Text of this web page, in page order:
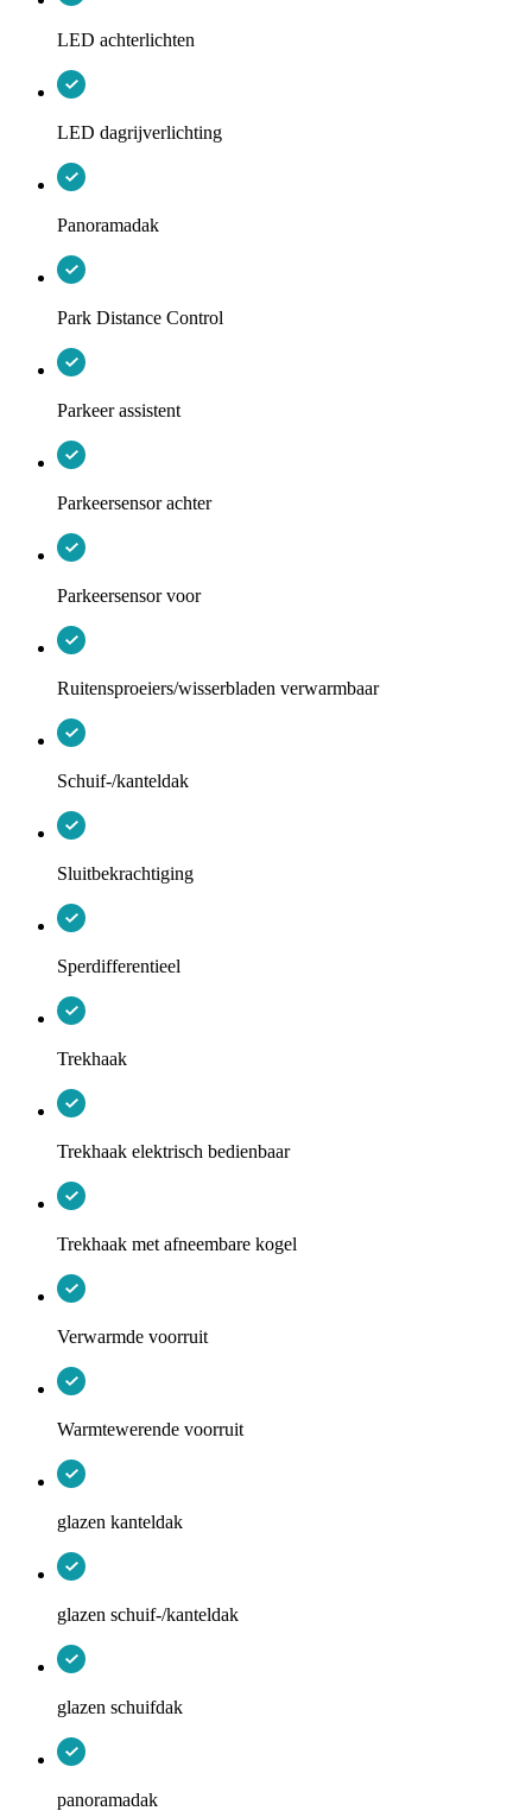
LED achterlichten
LED dagrijverlichting
Panoramadak
Park Distance Control
Parkeer assistent
Parkeersensor achter
Parkeersensor voor
Ruitensproeiers/wisserbladen verwarmbaar
Schuif-/kanteldak
Sluitbekrachtiging
Sperdifferentieel
Trekhaak
Trekhaak elektrisch bedienbaar
Trekhaak met afneembare kogel
Verwarmde voorruit
Warmtewerende voorruit
glazen kanteldak
glazen schuif-/kanteldak
glazen schuifdak
panoramadak